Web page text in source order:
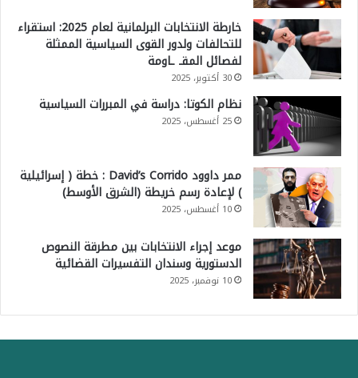
خارطة الانتخابات البرلمانية لعام 2025: استقراء
للتحالفات ولدور القوى السياسية الممثلة
لفصائل المقـ ـاومة
30 أكتوبر، 2025
نظام الكوتا: دراسة في المبررات السياسية
25 أغسطس، 2025
ممر داوود David’s Corrido : خطة ( إسرائيلية
) لإعادة رسم خريطة (الشرق الأوسط)
10 أغسطس، 2025
موعد إجراء الانتخابات بين مطرقة النصوص
الدستورية وسندان التفسيرات القضائية
10 نوفمبر، 2025